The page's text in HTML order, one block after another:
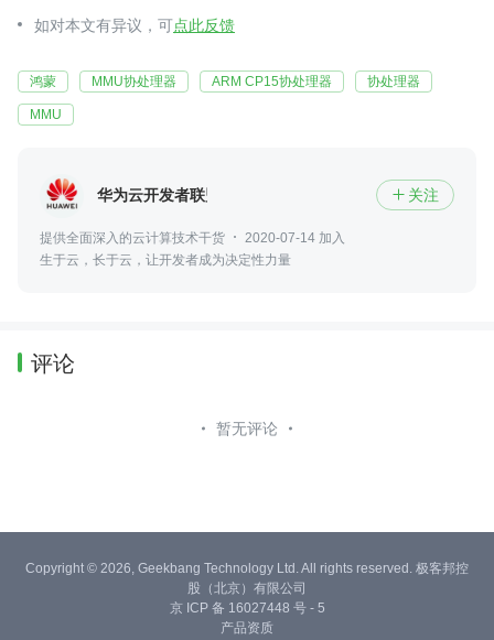
如对本文有异议，可点此反馈
鸿蒙 MMU协处理器 ARM CP15协处理器 协处理器
MMU
华为云开发者联盟  关注
提供全面深入的云计算技术干货
2020-07-14 加入
生于云，长于云，让开发者成为决定性力量
评论
暂无评论
Copyright © 2026, Geekbang Technology Ltd. All rights reserved. 极客邦控
股（北京）有限公司
京 ICP 备 16027448 号 - 5
产品资质